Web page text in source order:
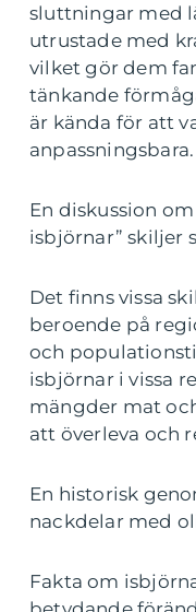
sluttningar med
utrustade med
vilket gör dem
tänkande
är kända för att
anpassningsbara.
En diskussion
isbjörnar” skiljer
Det finns vissa
beroende på
och
isbjörnar i vissa
mängder mat
att överleva och
En historisk
nackdelar med
Fakta om